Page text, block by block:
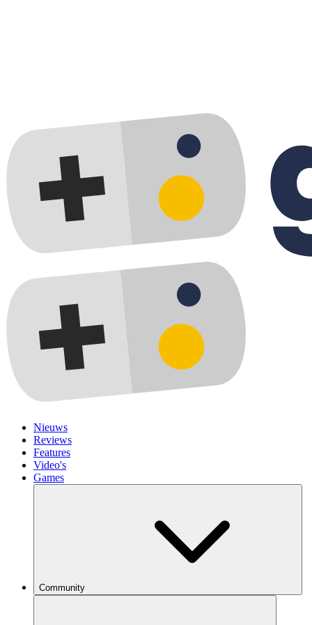
Nieuws
Reviews
Features
Video's
Games
Community